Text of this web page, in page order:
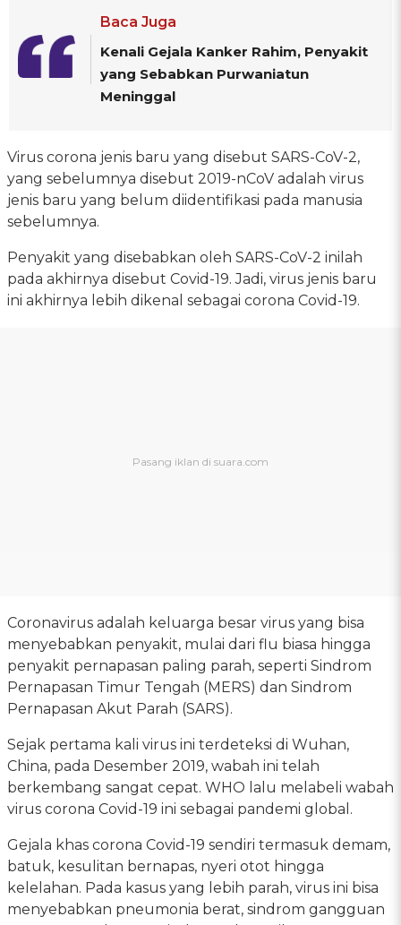
Baca Juga
Kenali Gejala Kanker Rahim, Penyakit
yang Sebabkan Purwaniatun
Meninggal
Virus corona jenis baru yang disebut SARS-CoV-2,
yang sebelumnya disebut 2019-nCoV adalah virus
jenis baru yang belum diidentifikasi pada manusia
sebelumnya.
Penyakit yang disebabkan oleh SARS-CoV-2 inilah
pada akhirnya disebut Covid-19. Jadi, virus jenis baru
ini akhirnya lebih dikenal sebagai corona Covid-19.
Coronavirus adalah keluarga besar virus yang bisa
menyebabkan penyakit, mulai dari flu biasa hingga
penyakit pernapasan paling parah, seperti Sindrom
Pernapasan Timur Tengah (MERS) dan Sindrom
Pernapasan Akut Parah (SARS).
Sejak pertama kali virus ini terdeteksi di Wuhan,
China, pada Desember 2019, wabah ini telah
berkembang sangat cepat. WHO lalu melabeli wabah
virus corona Covid-19 ini sebagai pandemi global.
Gejala khas corona Covid-19 sendiri termasuk demam,
batuk, kesulitan bernapas, nyeri otot hingga
kelelahan. Pada kasus yang lebih parah, virus ini bisa
menyebabkan pneumonia berat, sindrom gangguan